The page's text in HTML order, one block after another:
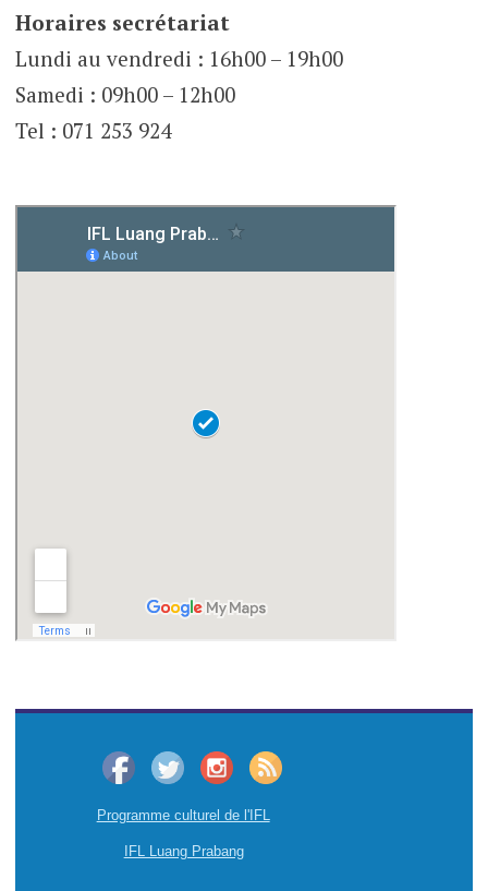
Horaires secrétariat
Lundi au vendredi : 16h00 – 19h00
Samedi : 09h00 – 12h00
Tel : 071 253 924
Programme culturel de l'IFL
IFL Luang Prabang